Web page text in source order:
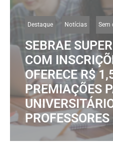
Destaque Notícias Sem
SEBRAE
COM
OFERECE R$
PREMIAÇÕES
PROFESSORES